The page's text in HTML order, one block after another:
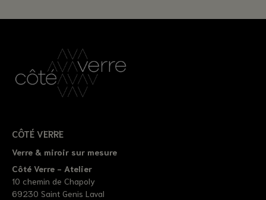
CÔTÉ VERRE
Verre & miroir sur mesure
Côté Verre - Atelier
10 chemin de Chapoly
69230 Saint Genis Laval